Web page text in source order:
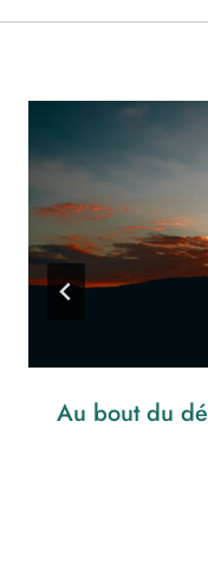
Au bout du